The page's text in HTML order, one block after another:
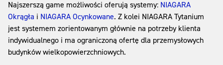
Najszerszą game możliwości oferują systemy: NIAGARA
Okrągła i NIAGARA Ocynkowane. Z kolei NIAGARA Tytanium
jest systemem zorientowanym głównie na potrzeby klienta
indywidualnego i ma ograniczoną ofertę dla przemysłowych
budynków wielkopowierzchniowych.